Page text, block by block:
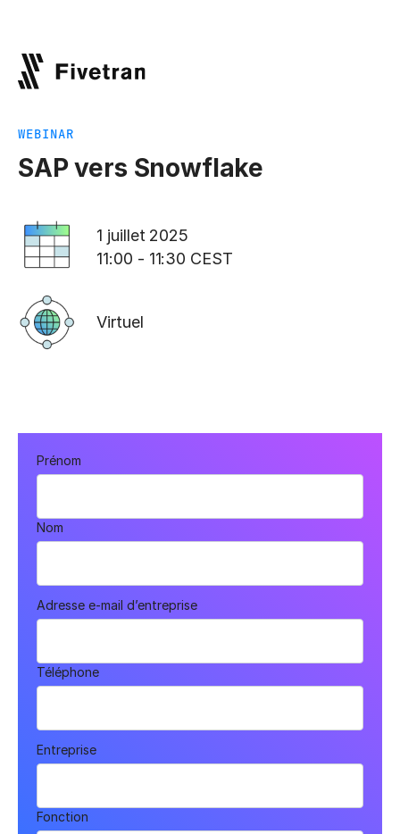
WEBINAR
SAP vers Snowflake
1 juillet 2025
11:00 - 11:30 CEST
Virtuel
Prénom
Nom
Adresse e-mail d’entreprise
Téléphone
Entreprise
Fonction